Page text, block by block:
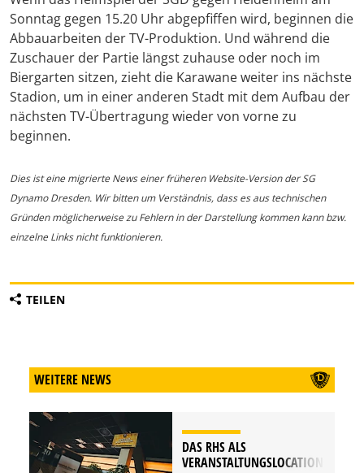
Sonntag gegen 15.20 Uhr abgepfiffen wird, beginnen die
Abbauarbeiten der TV-Produktion. Und während die
Zuschauer der Partie längst zuhause oder noch im
Biergarten sitzen, zieht die Karawane weiter ins nächste
Stadion, um in einer anderen Stadt mit dem Aufbau der
nächsten TV-Übertragung wieder von vorne zu
beginnen.
Dies ist eine migrierte News einer früheren Website-Version der SG
Dynamo Dresden. Wir bitten um Verständnis, dass es aus technischen
Gründen möglicherweise zu Fehlern in der Darstellung kommen kann bzw.
einzelne Links nicht funktionieren.
TEILEN
WEITERE NEWS
DAS RHS ALS
VERANSTALTUNGSLOCATION